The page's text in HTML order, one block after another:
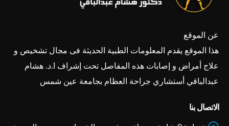
عن الموقع
هذا الموقع يقدم المعلومات الطبية الحديثة فى مجال تشخيص و
علاج أمراض و إصابات هذه المفاصل تحت إشراف ا.د. هشام
عبدالباقي أستشاري جراحة العظام بجامعة عين شمس
الاتصال بنا